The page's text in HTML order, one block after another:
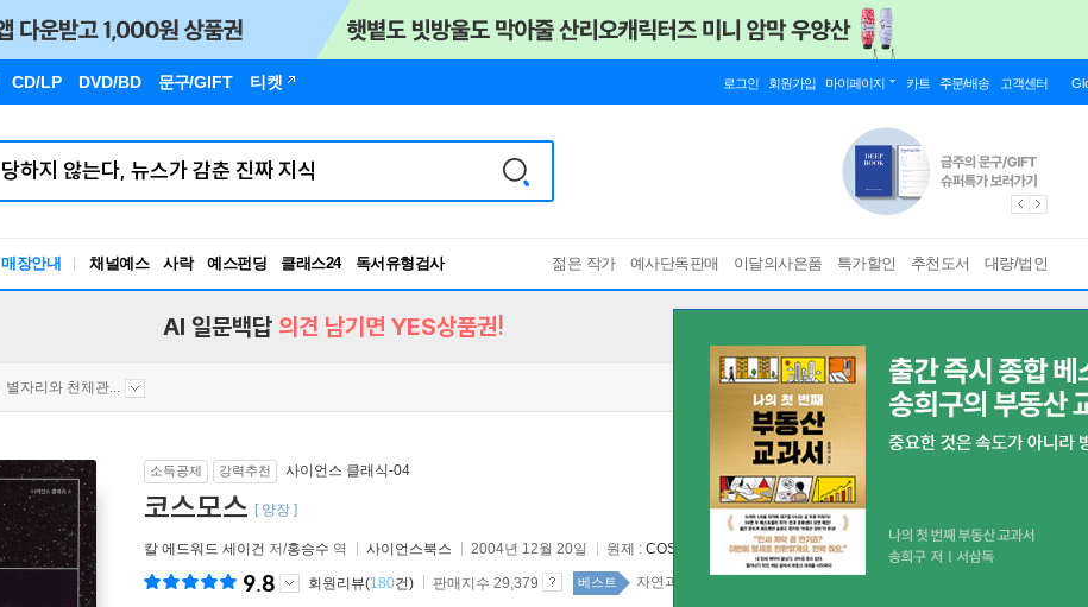
CD/LP DVD/BD 문구/GIFT 티켓 로그인 회원가입 마이페이지 카트 주문/배송 고객센터
매장안내 채널예스 사락 예스펀딩 클래스24 독서유형검사
RBTI Lab
젊은 작가 예사단독판매 이달의사은품 특가할인 추천도서 대량/법인
AI 일문백답 의견 남기면 YES상품권!
별자리와 천체관...
소득공제 강력추천 사이언스 클래식-04
코스모스 [ 양장 ]
칼 에드워드 세이건 저/홍승수 역 사이언스북스 2004년 12월 20일 원제 : COSMOS
9.8 회원리뷰(180건) 판매지수 29,379 베스트 자연과학 16위